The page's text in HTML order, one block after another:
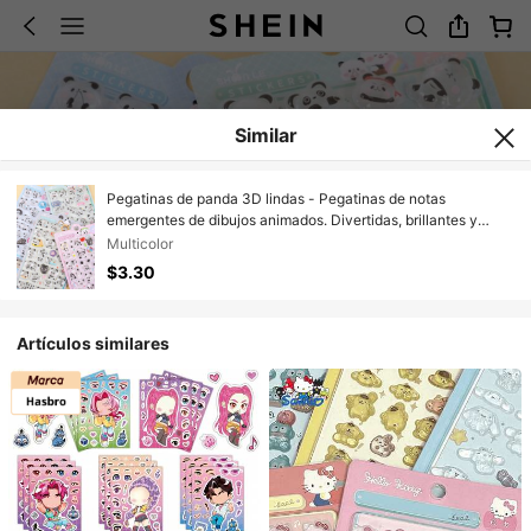
Similar
Pegatinas de panda 3D lindas - Pegatinas de notas
emergentes de dibujos animados. Divertidas, brillantes y
reutilizables. Perfectas para decorar álbumes de recortes,
planificadores, diarios, cuadernos y fundas de teléfonos.
Multicolor
$3.30
Artículos similares